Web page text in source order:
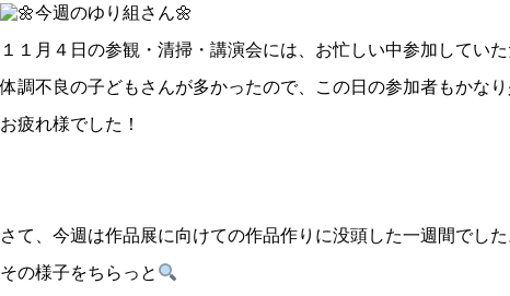
１１月４日の参観・清掃・講演会には、お忙しい中参加してい
体調不良の子どもさんが多かったので、この日の参加者もかな
お疲れ様でした！
さて、今週は作品展に向けての作品作りに没頭した一週間でした
その様子をちらっと